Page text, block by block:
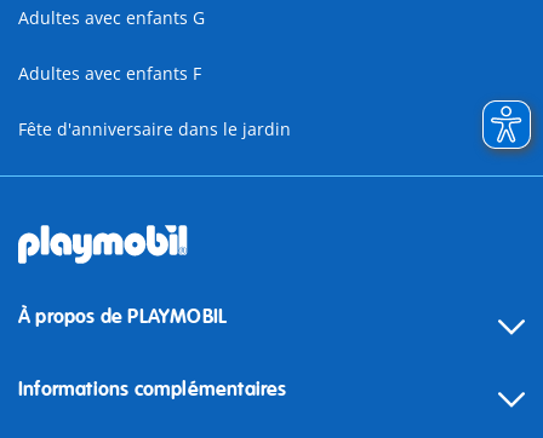
Adultes avec enfants G
Adultes avec enfants F
Fête d'anniversaire dans le jardin
À propos de PLAYMOBIL
Informations complémentaires